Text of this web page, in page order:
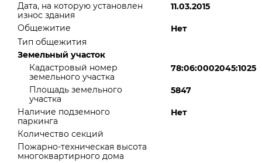
Дата, на которую установлен
износ здания
11.03.2015
Общежитие
Нет
Тип общежития
Земельный участок
Кадастровый номер
земельного участка
78:06:0002045:1025
Площадь земельного
участка
5847
Наличие подземного
паркинга
Нет
Количество секций
Пожарно-техническая высота
многоквартирного дома